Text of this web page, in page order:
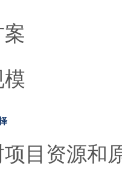
案
模
目资源和